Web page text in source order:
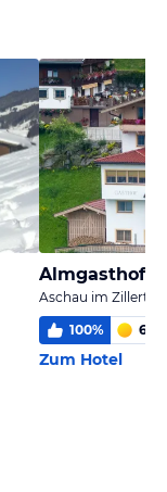
Almgasthof
Aschau im Zillertal,
100% 6,0
Zum Hotel